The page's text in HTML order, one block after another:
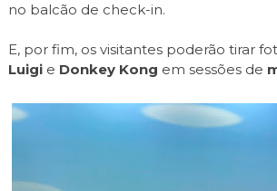
no balcão de check-in.
E, por fim, os visitantes poderão tirar
Luigie Donkey Kong em sessões de